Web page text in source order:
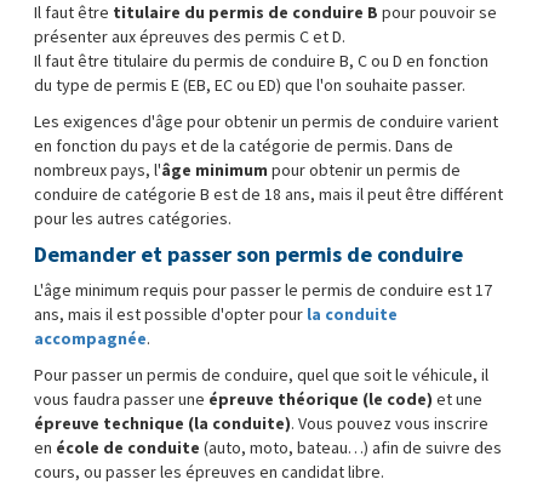
Il faut être titulaire du permis de conduire B pour pouvoir se
présenter aux épreuves des permis C et D.
Il faut être titulaire du permis de conduire B, C ou D en fonction
du type de permis E (EB, EC ou ED) que l'on souhaite passer.
Les exigences d'âge pour obtenir un permis de conduire varient
en fonction du pays et de la catégorie de permis. Dans de
nombreux pays, l'âge minimum pour obtenir un permis de
conduire de catégorie B est de 18 ans, mais il peut être différent
pour les autres catégories.
Demander et passer son permis de conduire
L'âge minimum requis pour passer le permis de conduire est 17
ans, mais il est possible d'opter pour la conduite
accompagnée.
Pour passer un permis de conduire, quel que soit le véhicule, il
vous faudra passer une épreuve théorique (le code) et une
épreuve technique (la conduite). Vous pouvez vous inscrire
en école de conduite (auto, moto, bateau…) afin de suivre des
cours, ou passer les épreuves en candidat libre.